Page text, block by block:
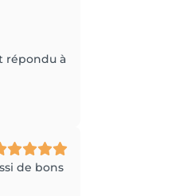
répondu à
de bons